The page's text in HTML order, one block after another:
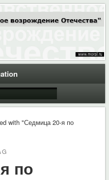
возрождение Отечества"
with "Седмица 20-я по
по